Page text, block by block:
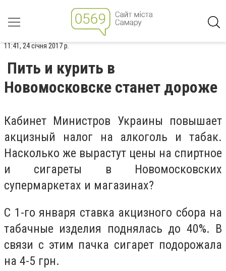
11:41, 24 січня 2017 р.
Пить и курить в
Новомосковске станет дороже
Кабинет Министров Украины повышает
акцизный налог на алкоголь и табак.
Насколько же вырастут цены на спиртное
и сигареты в Новомосковских
супермаркетах и магазинах?
С 1-го января ставка акцизного сбора на
табачные изделия поднялась до 40%. В
связи с этим пачка сигарет подорожала
на 4-5 грн.